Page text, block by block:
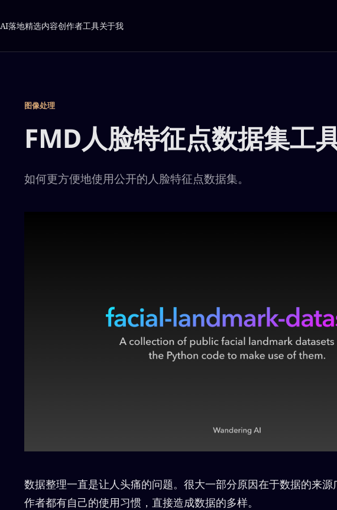
AI落地精选内容创作者工具关于我
图像处理
FMD人脸特征点数据集工
如何更方便地使用公开的人脸特征点数据集。
数据整理一直是让人头痛的问题。很大一部分原因在于数据的来
作者都有自己的使用习惯，直接造成数据的多样。